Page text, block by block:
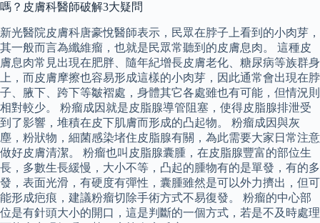
嗎？皮膚科醫師破解3大疑問
新光醫院皮膚科唐豪悅醫師表示，民眾在脖子上看到的小肉芽，
其一般而言為纖維瘤，也就是民眾常聽到的皮膚息肉。 這種皮
膚息肉常見出現在肥胖、隨年紀增長皮膚老化、糖尿病等族群身
上，而皮膚摩擦也容易形成這樣的小肉芽，因此通常會出現在脖
子、腋下、跨下等皺褶處，身體其它各處雖也有可能，但情況則
相對較少。 粉瘤成因就是皮脂腺導管阻塞，使得皮脂腺排泄受
到了影響，堆積在皮下肌膚而形成的凸起物。 粉瘤成因與灰
塵，粉狀物，細菌感染堵住皮脂腺有關，為此需要大家日常注意
做好皮膚清潔。 粉瘤也叫皮脂腺囊腫，在皮脂腺豐富的部位生
長，多數生長緩慢，大小不等，凸起的腫物有的是單發，有的多
發，表面光滑，有硬度有彈性，囊腫雖然是可以外力擠出，但可
能形成疤痕，建議粉瘤切除手術方式不易復發。 粉瘤的中心部
位是有針頭大小的開口，這是判斷的一個方式，若是不及時處理